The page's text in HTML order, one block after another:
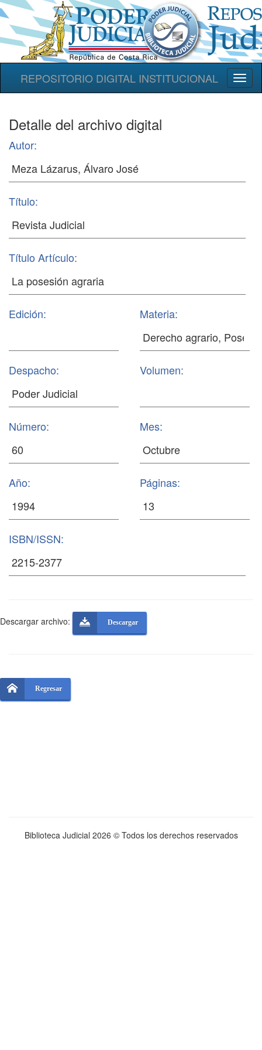
REPOSITORIO DIGITAL INSTITUCIONAL
Detalle del archivo digital
Autor:
Título:
Título Artículo:
Edición: Materia:
Despacho: Volumen:
Número: Mes:
Año: Páginas:
ISBN/ISSN:
Descargar archivo: Descargar
Regresar
Biblioteca Judicial 2026 © Todos los derechos reservados